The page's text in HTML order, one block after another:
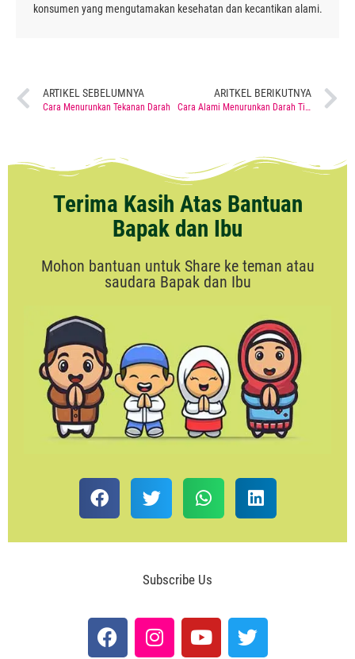
konsumen yang mengutamakan kesehatan dan kecantikan alami.
ARTIKEL SEBELUMNYA
Cara Menurunkan Tekanan Darah
ARITKEL BERIKUTNYA
Cara Alami Menurunkan Darah Tinggi
Terima Kasih Atas Bantuan
Bapak dan Ibu
Mohon bantuan untuk Share ke teman atau
saudara Bapak dan Ibu
Subscribe Us